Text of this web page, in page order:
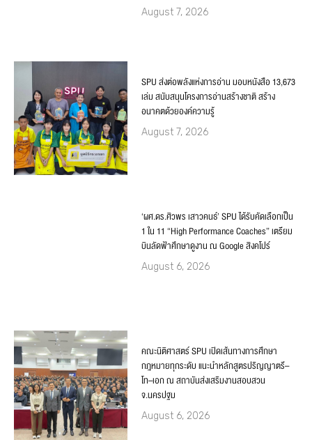
August 7, 2026
SPU ส่งต่อพลังแห่งการอ่าน มอบหนังสือ 13,673
เล่ม สนับสนุนโครงการอ่านสร้างชาติ สร้าง
อนาคตด้วยองค์ความรู้
August 7, 2026
‘ผศ.ดร.ศิวพร เสาวคนธ์’ SPU ได้รับคัดเลือกเป็น
1 ใน 11 “High Performance Coaches” เตรียม
บินลัดฟ้าศึกษาดูงาน ณ Google สิงคโปร์
August 6, 2026
คณะนิติศาสตร์ SPU เปิดเส้นทางการศึกษา
กฎหมายทุกระดับ แนะนำหลักสูตรปริญญาตรี–
โท–เอก ณ สถาบันส่งเสริมงานสอบสวน
จ.นครปฐม
August 6, 2026